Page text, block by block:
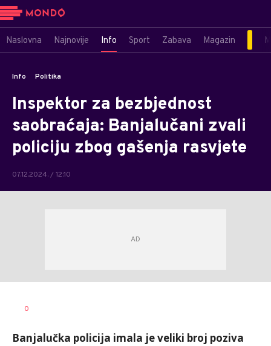
Naslovna Najnovije Info Sport Zabava Magazin
Info Politika
Inspektor za bezbjednost
saobraćaja: Banjalučani zvali
policiju zbog gašenja rasvjete
07.12.2024. / 12:10
AUTOR
0
Banjalučka policija imala je veliki broj poziva